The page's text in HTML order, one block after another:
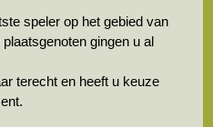
speler op het gebied van
gingen u al
terecht en heeft u keuze